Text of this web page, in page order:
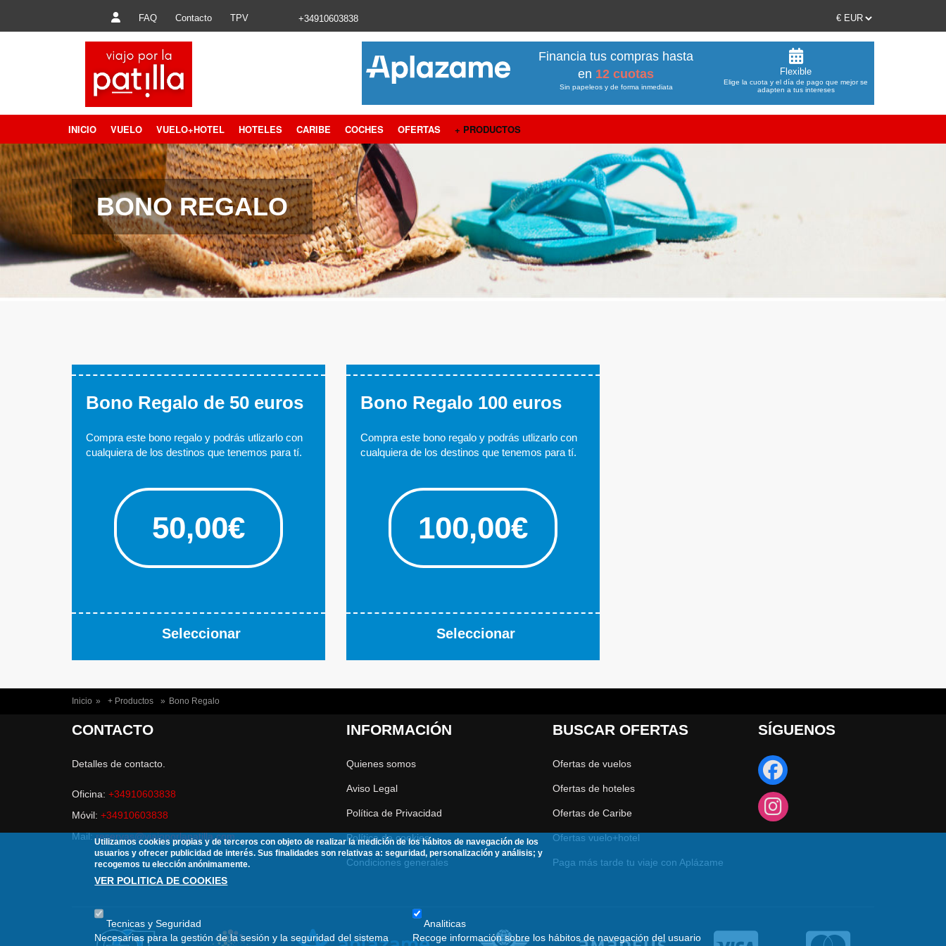
FAQ Contacto TPV +34910603838
Financia tus compras hasta
en 12 cuotas
Sin papeleos y de forma inmediata
Flexible
Elige la cuota y el día de pago que mejor se
adapten a tus intereses
INICIO VUELO VUELO+HOTEL HOTELES
Hoteles Mundo
Hoteles Europa
Hoteles Canarias
Hoteles Baleares
Hoteles Costa
Hoteles Nieve
CARIBE COCHES OFERTAS + PRODUCTOS
BONO REGALO
Bono Regalo de 50 euros
Compra este bono regalo y podrás utlizarlo con
cualquiera de los destinos que tenemos para tí.
50,00€
Seleccionar
Bono Regalo 100 euros
Compra este bono regalo y podrás utlizarlo con
cualquiera de los destinos que tenemos para tí.
100,00€
Seleccionar
USTED ESTÁ AQUÍ
Inicio » + Productos » Bono Regalo
CONTACTO
Detalles de contacto.
Oficina: +34910603838
Móvil: +34910603838
Mail:reservas@viajoporlapatilla.com
INFORMACIÓN
Quienes somos
Aviso Legal
Política de Privacidad
Política de cookies
Condiciones generales
BUSCAR OFERTAS
Ofertas de vuelos
Ofertas de hoteles
Ofertas de Caribe
Ofertas vuelo+hotel
Paga más tarde tu viaje con Aplázame
SÍGUENOS
Utilizamos cookies propias y de terceros con objeto de realizar la medición de los hábitos de navegación de los
usuarios y ofrecer publicidad de interés. Sus finalidades son relativas a: seguridad, personalización y análisis; y
recogemos tu elección anónimamente.
VER POLITICA DE COOKIES
Tecnicas y Seguridad
Necesarias para la gestión de la sesión y la seguridad del sistema
Analiticas
Recoge información sobre los hábitos de navegación del usuario